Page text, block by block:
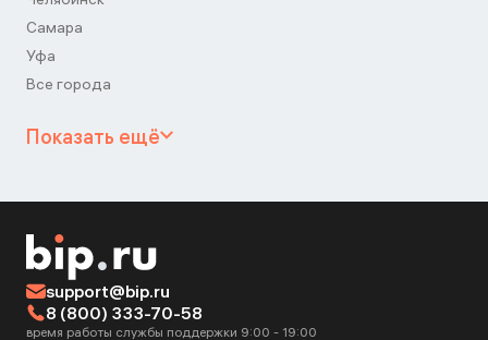
Самара
Уфа
Все города
Показать ещё
support@bip.ru
8 (800) 333-70-58
время работы службы поддержки 9:00 - 19:00